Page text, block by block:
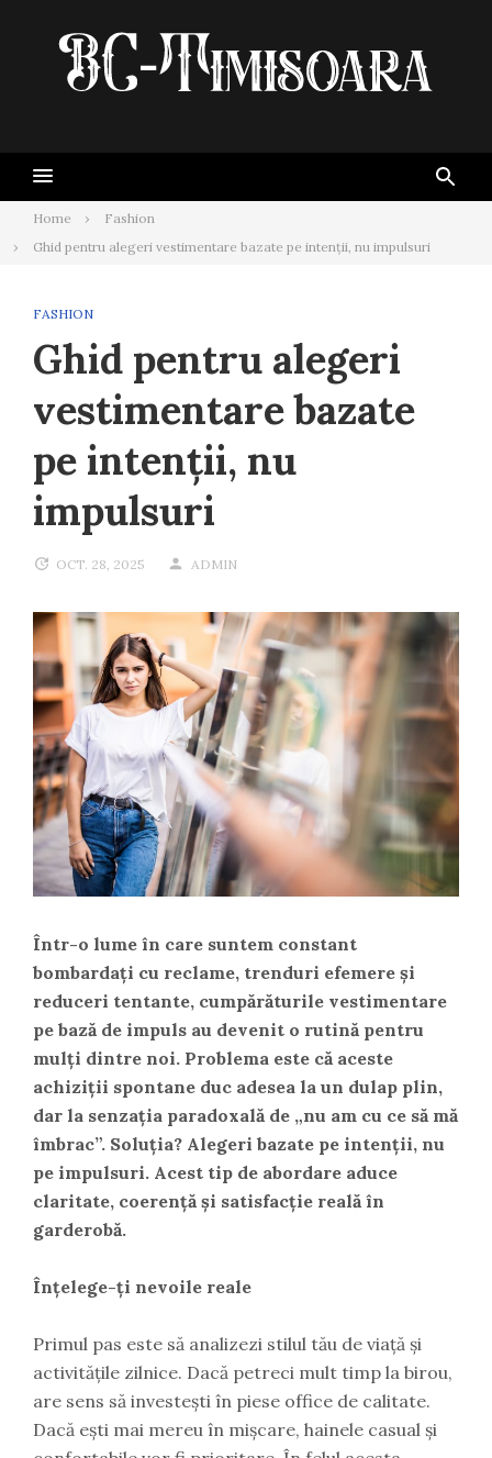
Home
Fashion
Ghid pentru alegeri vestimentare bazate pe intenții, nu impulsuri
FASHION
Ghid pentru alegeri
vestimentare bazate
pe intenții, nu
impulsuri
OCT. 28, 2025 ADMIN
Într-o lume în care suntem constant
bombardați cu reclame, trenduri efemere și
reduceri tentante, cumpărăturile vestimentare
pe bază de impuls au devenit o rutină pentru
mulți dintre noi. Problema este că aceste
achiziții spontane duc adesea la un dulap plin,
dar la senzația paradoxală de „nu am cu ce să mă
îmbrac”. Soluția? Alegeri bazate pe intenții, nu
pe impulsuri. Acest tip de abordare aduce
claritate, coerență și satisfacție reală în
garderobă.
Înțelege-ți nevoile reale
Primul pas este să analizezi stilul tău de viață și
activitățile zilnice. Dacă petreci mult timp la birou,
are sens să investești în piese office de calitate.
Dacă ești mai mereu în mișcare, hainele casual și